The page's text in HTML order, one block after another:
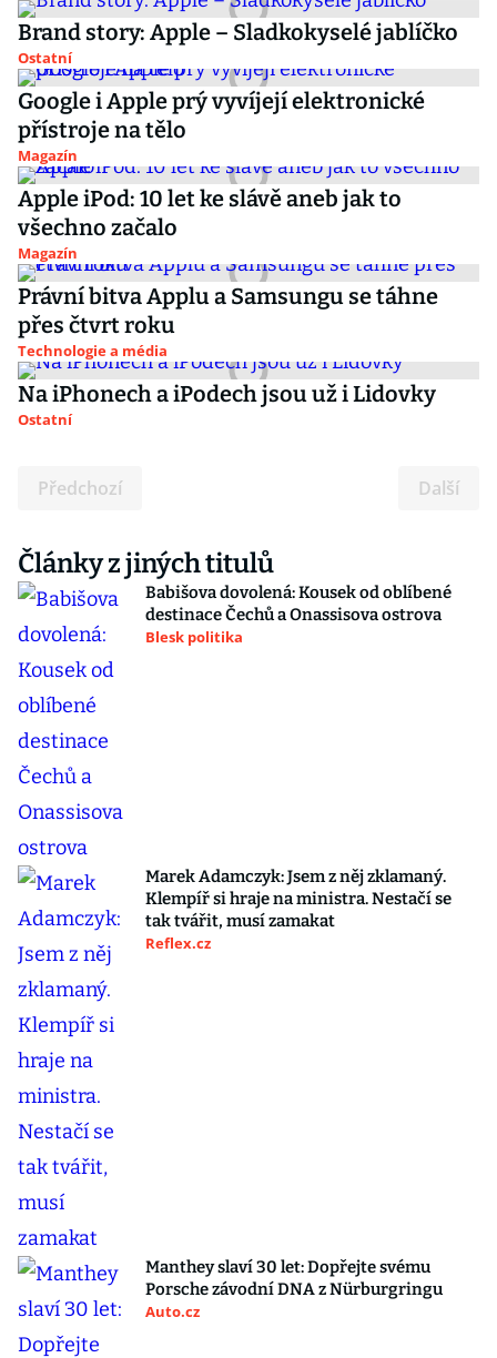
Brand story: Apple – Sladkokyselé jablíčko
Ostatní
Google i Apple prý vyvíjejí elektronické
přístroje na tělo
Magazín
Apple iPod: 10 let ke slávě aneb jak to
všechno začalo
Magazín
Právní bitva Applu a Samsungu se táhne
přes čtvrt roku
Technologie a média
Na iPhonech a iPodech jsou už i Lidovky
Ostatní
Předchozí Další
Články z jiných titulů
Babišova dovolená: Kousek od oblíbené
destinace Čechů a Onassisova ostrova
Blesk politika
Marek Adamczyk: Jsem z něj zklamaný.
Klempíř si hraje na ministra. Nestačí se
tak tvářit, musí zamakat
Reflex.cz
Manthey slaví 30 let: Dopřejte svému
Porsche závodní DNA z Nürburgringu
Auto.cz